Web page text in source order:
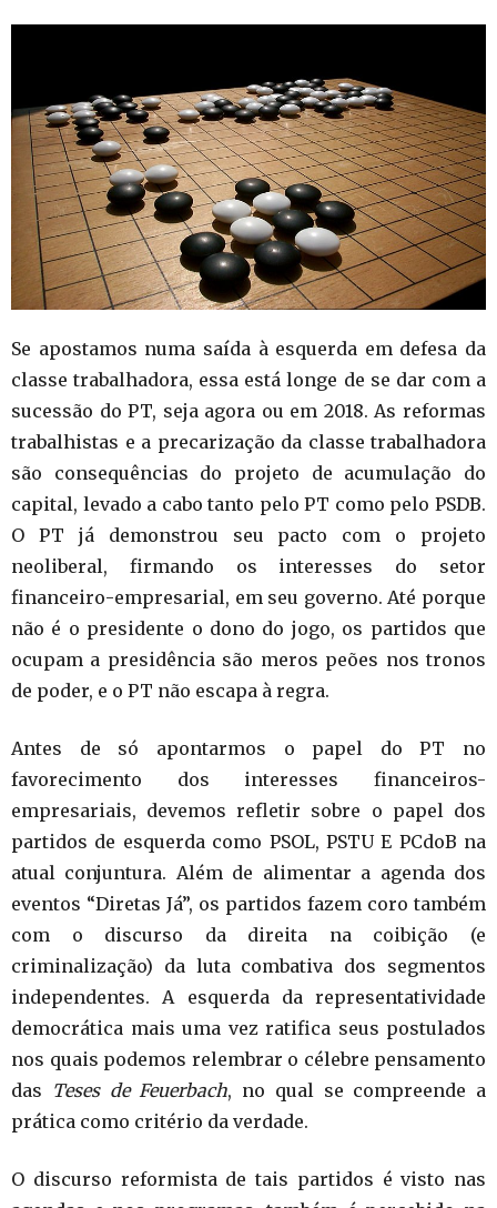
Se apostamos numa saída à esquerda em defesa da
classe trabalhadora, essa está longe de se dar com a
sucessão do PT, seja agora ou em 2018. As reformas
trabalhistas e a precarização da classe trabalhadora
são consequências do projeto de acumulação do
capital, levado a cabo tanto pelo PT como pelo PSDB.
O PT já demonstrou seu pacto com o projeto
neoliberal, firmando os interesses do setor
financeiro-empresarial, em seu governo. Até porque
não é o presidente o dono do jogo, os partidos que
ocupam a presidência são meros peões nos tronos
de poder, e o PT não escapa à regra.
Antes de só apontarmos o papel do PT no
favorecimento dos interesses financeiros-
empresariais, devemos refletir sobre o papel dos
partidos de esquerda como PSOL, PSTU E PCdoB na
atual conjuntura. Além de alimentar a agenda dos
eventos “Diretas Já”, os partidos fazem coro também
com o discurso da direita na coibição (e
criminalização) da luta combativa dos segmentos
independentes. A esquerda da representatividade
democrática mais uma vez ratifica seus postulados
nos quais podemos relembrar o célebre pensamento
das Teses de Feuerbach, no qual se compreende a
prática como critério da verdade.
O discurso reformista de tais partidos é visto nas